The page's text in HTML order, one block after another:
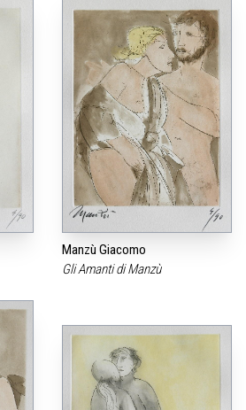
Manzù Giacomo
Gli Amanti di Manzù